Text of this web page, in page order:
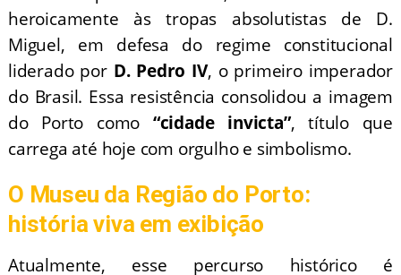
heroicamente às tropas absolutistas de D.
Miguel, em defesa do regime constitucional
liderado por D. Pedro IV, o primeiro imperador
do Brasil. Essa resistência consolidou a imagem
do Porto como “cidade invicta”, título que
carrega até hoje com orgulho e simbolismo.
O Museu da Região do Porto:
história viva em exibição
Atualmente, esse percurso histórico é